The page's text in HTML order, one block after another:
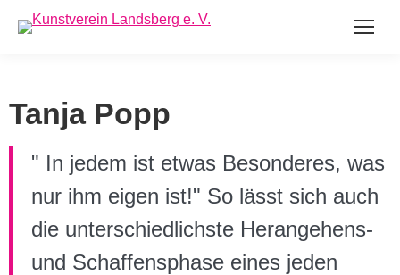
Tanja Popp
" In jedem ist etwas Besonderes, was
nur ihm eigen ist!" So lässt sich auch
die unterschiedlichste Herangehens-
und Schaffensphase eines jeden